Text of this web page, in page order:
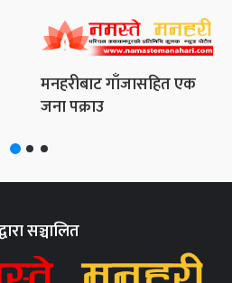
मनहरीबाट गाँजासहित एक
जना पक्राउ
सञ्चालित